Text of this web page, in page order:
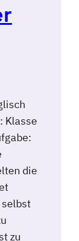
Klasse
die
zu